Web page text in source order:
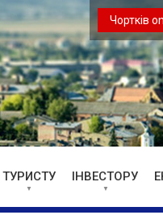
Чортків
ТУРИСТУ ІНВЕСТОРУ